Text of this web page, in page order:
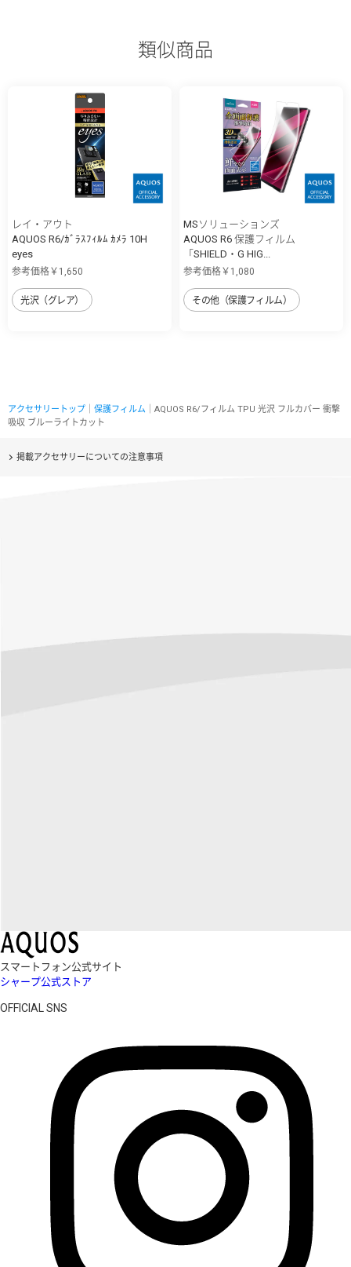
類似商品
レイ・アウト
AQUOS R6/ｶﾞﾗｽﾌｨﾙﾑ ｶﾒﾗ 10H
eyes
参考価格￥1,650
光沢（グレア）
MSソリューションズ
AQUOS R6 保護フィルム
「SHIELD・G HIG...
参考価格￥1,080
その他（保護フィルム）
アクセサリートップ 保護フィルム ｜AQUOS R6/フィルム TPU 光沢 フルカバー 衝撃
吸収 ブルーライトカット
掲載アクセサリーについての注意事項
スマートフォン公式サイト
シャープ公式ストア
OFFICIAL SNS